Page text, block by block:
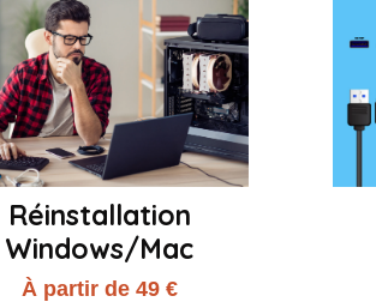
Réinstallation
Windows/Mac
À partir de 49 €